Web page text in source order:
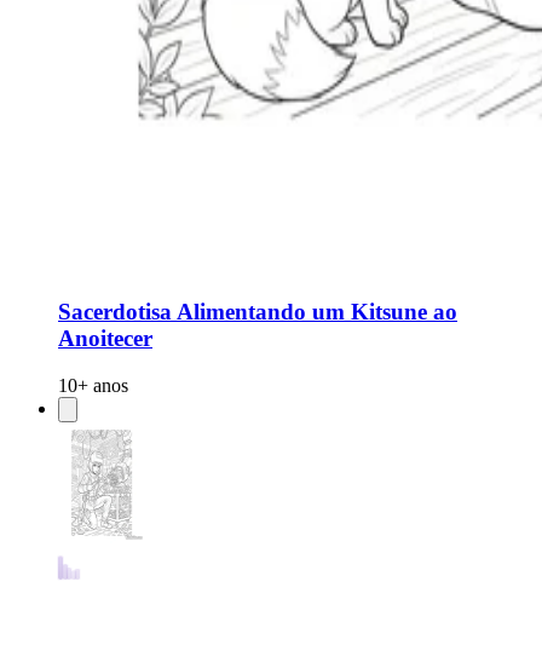
Sacerdotisa Alimentando um Kitsune ao
Anoitecer
10+ anos